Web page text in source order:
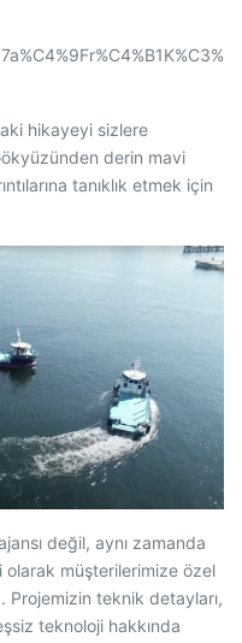
hikayeyi sizlere
derin mavi
tanıklık etmek için
değil, aynı zamanda
müşterilerimize özel
teknik detayları,
teknoloji hakkında